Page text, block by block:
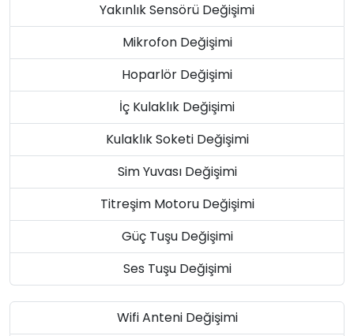
Yakınlık Sensörü Değişimi
Mikrofon Değişimi
Hoparlör Değişimi
İç Kulaklık Değişimi
Kulaklık Soketi Değişimi
Sim Yuvası Değişimi
Titreşim Motoru Değişimi
Güç Tuşu Değişimi
Ses Tuşu Değişimi
Wifi Anteni Değişimi